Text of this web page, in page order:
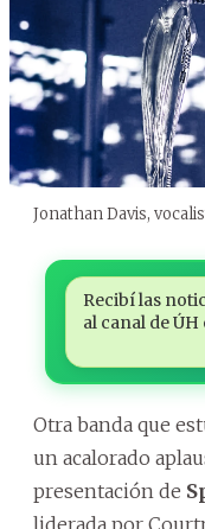
Jonathan Davis,
Recibí las
al canal de
Otra banda que
un acalorado
presentación de
liderada por